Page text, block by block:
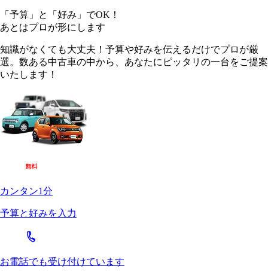
「予算」 と 「好み」 でOK！
あとはプロ が形にします
知識がなくても大丈夫！予算や好みを伝えるだけでプロが厳
選。数ある中古車の中から、あなたにピッタリの一台をご提案
いたします！
カンタン1分
予算と好みを入力
お電話でも受け付けています